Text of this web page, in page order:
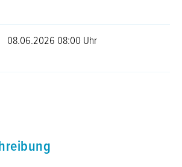
08.06.2026 08:00 Uhr